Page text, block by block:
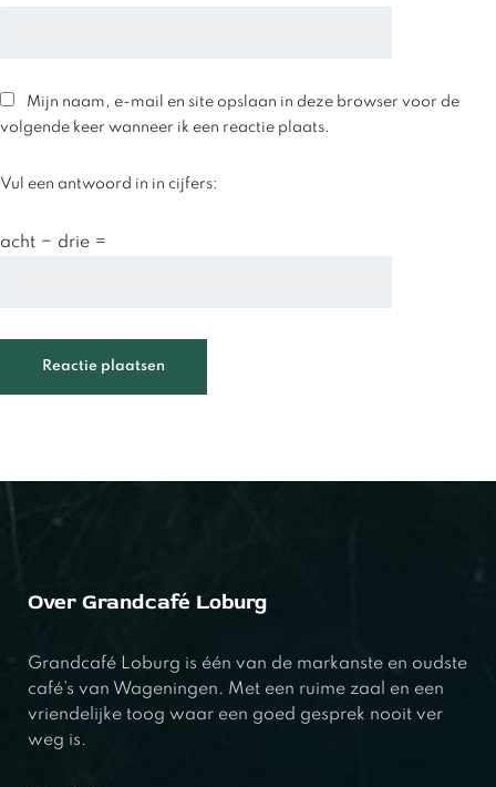
Mijn naam, e-mail en site opslaan in deze browser voor de
volgende keer wanneer ik een reactie plaats.
Vul een antwoord in in cijfers:
acht − drie =
Over Grandcafé Loburg
Grandcafé Loburg is één van de markanste en oudste
café’s van Wageningen. Met een ruime zaal en een
vriendelijke toog waar een goed gesprek nooit ver
weg is.